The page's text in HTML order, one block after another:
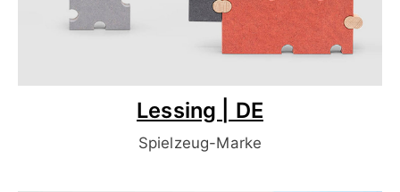
Lessing | DE
Spielzeug-Marke